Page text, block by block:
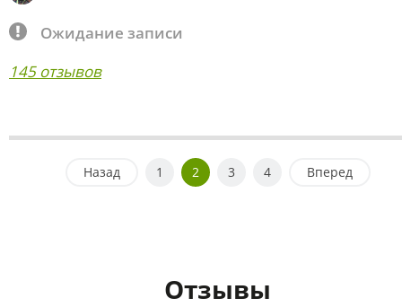
Ожидание записи
145 отзывов
Назад 1 2 3 4 Вперед
Отзывы